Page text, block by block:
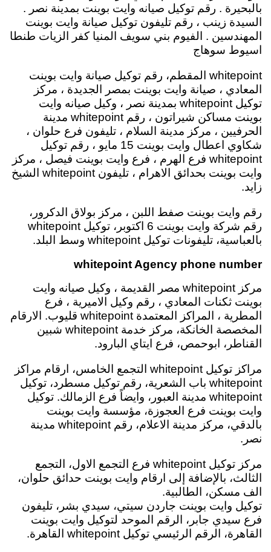
بالبحيرة . رقم توكيل صيانه وايت بوينت بمدينة نصر .
السيدة زينب ، رقم تليفون توكيل صيانة وايت بوينت
المهندسين . الفيوم بني سويف المنيا كفر الزيات طنطا
اسيوط سوهاج
whitepoint المقطم، رقم توكيل صيانة وايت بوينت
المعادي ، صيانة وايت بوينت بمصر الجديدة ، مركز
توكيل whitepoint بمدينة نصر ، وكيل صيانه وايت
بوينت مساكن شيراتون ، رقم whitepoint مدينة
الحرفيين ، مركز مدينة السلام ، تليفون فرع حلوان ،
شكاوي اعطال وايت بوينت 15 مايو ، رقم توكيل
whitepoint فرع الهرم ، فرع وايت بوينت فيصل ، مركز
وايت بوينت بحدائق الاهرام ، تليفون whitepoint الشيخ
زايد.
رقم وايت بوينت صفط اللبن ، مركز بولاق الدكرور،
رقم شركة وايت بوينت 6 اكتوبر، توكيل whitepoint
بالعباسية، تليفونات توكيل whitepoint وسط البلد.
whitepoint Agency phone number
مركز whitepoint مصر القديمة ، وكيل صيانه وايت
بوينت ثكنات المعادي ، رقم وكيل الاميرية ، فرع
المطرية ، المراكز المعتمدة whitepoint قليوب.
الارقام
المخصصة الخانكة، مركز خدمة whitepoint شبين
القناطر، ابوحمص، فرع ايتاي البارود.
مراكز توكيل whitepoint التجمع الخامس، ارقام مراكز
whitepoint باب الشعرية، رقم توكيل مسطرد، توكيل
whitepoint مدينة العبور، وايضاً فرع الزمالك. توكيل
وايت بوينت فرع العجوزة، مؤسسة وايت بوينت
بالدقي، مركز مدينة الاعلام، رقم whitepoint مدينة
نصر.
مركز توكيل whitepoint فرع التجمع الاول، التجمع
الثالث، بالإضافة إلى ارقام وايت بوينت حدائق حلوان،
الف مسكن، الطالبية.
توكيل وايت بوينت جاردن سيتي، سيدي بشر، تليفون
فرع سيدي جابر، الرقم الموحد لتوكيل وايت بوينت
القاهرة، الرقم الرئيسي توكيل whitepoint
القاهرة.